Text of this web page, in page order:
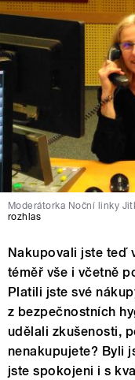
Moderátorka Noční linky
rozhlas
Nakupovali jste teď
téměř vše i včetně
Platili jste své
z bezpečnostních
udělali zkušenosti,
nenakupujete? Byli
jste spokojeni i s